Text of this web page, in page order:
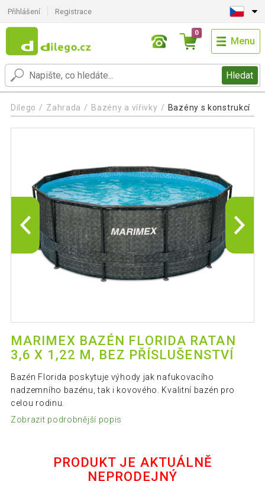
Přihlášení Registrace
Hledat
0
Menu
Dilego Zahrada Bazény a vířivky Bazény s konstrukcí
MARIMEX BAZÉN FLORIDA RATAN
3,6 X 1,22 M, BEZ PŘÍSLUŠENSTVÍ
Bazén Florida poskytuje výhody jak nafukovacího
nadzemního bazénu, tak i kovového. Kvalitní bazén pro
celou rodinu.
Zobrazit podrobnější popis
PRODUKT JE AKTUÁLNĚ
NEPRODEJNÝ